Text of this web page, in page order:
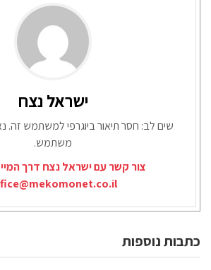
ישראל נצח
שים לב: חסר תיאור ביוגרפי למשתמש זה.
משתמש.
צור קשר עם ישראל נצח דרך
כתבות נוספות